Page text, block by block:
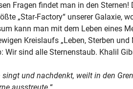
Fragen findet man in den
„Star-Factory“ unserer Galaxie,
kann man mit dem Leben eines
Kreislaufs „Leben, Sterben
Wir sind alle Sternenstaub. Khalil
und nachdenkt, weilt in den